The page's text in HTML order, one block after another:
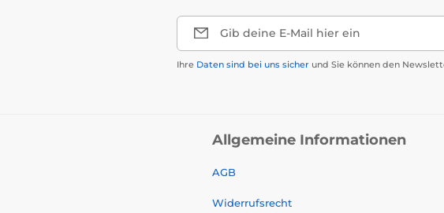
Gib deine E-Mail hier ein
Ihre Daten sind bei uns sicher und Sie können den
Allgemeine Informationen
AGB
Widerrufsrecht